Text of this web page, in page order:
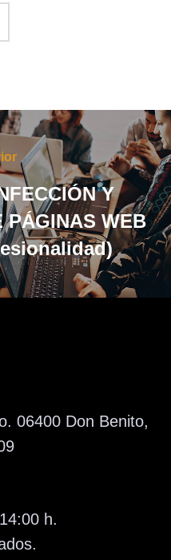
Y
PÁGINAS WEB
06400 Don Benito,
h.